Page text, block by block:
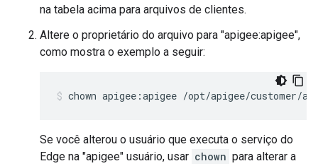
na tabela acima para arquivos de clientes.
Altere o proprietário do arquivo para "apigee:apigee",
como mostra o exemplo a seguir:
chown apigee:apigee /opt/apigee/customer/
Se você alterou o usuário que executa o serviço do
Edge na "apigee" usuário, usar chown para alterar a